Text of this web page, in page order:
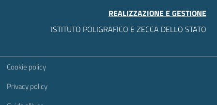
REALIZZAZIONE E GESTIONE
ISTITUTO POLIGRAFICO E ZECCA DELLO STATO
Sezione Link Utili
Cookie policy
Privacy policy